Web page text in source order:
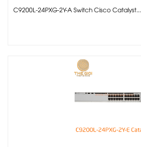
C9200L-24PXG-2Y-A Switch Cisco Catalyst...